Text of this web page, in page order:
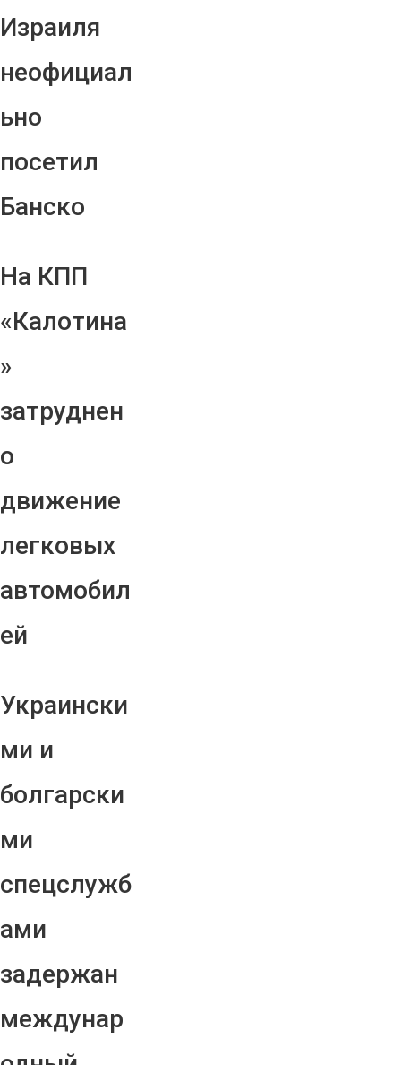
Израиля
неофициал
ьно
посетил
Банско
На КПП
«Калотина
»
затруднен
о
движение
легковых
автомобил
ей
Украински
ми и
болгарски
ми
спецслужб
ами
задержан
междунар